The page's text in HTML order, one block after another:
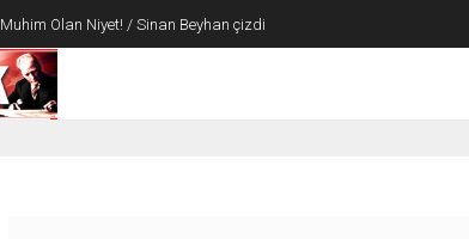
Muhim Olan Niyet! / Sinan Beyhan çizdi